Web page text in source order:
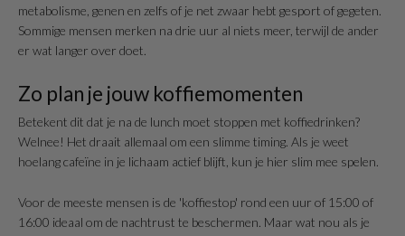
metabolisme, genen en zelfs of je net zwaar hebt gesport of gegeten.
Sommige mensen merken na drie uur al niets meer, terwijl de ander
er wat langer over doet.
Zo plan je jouw koffiemomenten
Betekent dit dat je na de lunch moet stoppen met koffiedrinken?
Welnee! Het draait allemaal om een slimme timing. Als je weet
hoelang cafeïne in je lichaam actief blijft, kun je hier slim mee spelen.
Voor de meeste mensen is de 'koffiestop' rond een uur of 15:00 of
16:00 ideaal om de nachtrust te beschermen. Maar wat nou als je